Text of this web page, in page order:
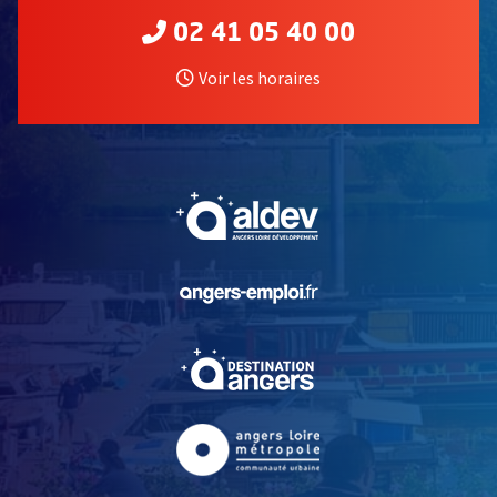
02 41 05 40 00
Voir les horaires
, Ouvre une nouvelle
, Ouvre une nouvelle